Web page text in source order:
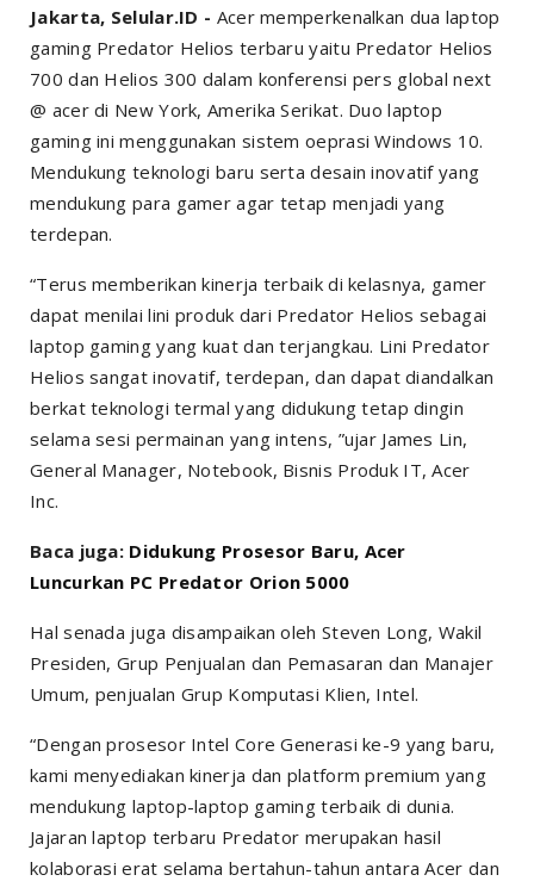
Jakarta, Selular.ID - Acer memperkenalkan dua laptop
gaming Predator Helios terbaru yaitu Predator Helios
700 dan Helios 300 dalam konferensi pers global next
@ acer di New York, Amerika Serikat. Duo laptop
gaming ini menggunakan sistem oeprasi Windows 10.
Mendukung teknologi baru serta desain inovatif yang
mendukung para gamer agar tetap menjadi yang
terdepan.
“Terus memberikan kinerja terbaik di kelasnya, gamer
dapat menilai lini produk dari Predator Helios sebagai
laptop gaming yang kuat dan terjangkau. Lini Predator
Helios sangat inovatif, terdepan, dan dapat diandalkan
berkat teknologi termal yang didukung tetap dingin
selama sesi permainan yang intens, ”ujar James Lin,
General Manager, Notebook, Bisnis Produk IT, Acer
Inc.
Baca juga: Didukung Prosesor Baru, Acer
Luncurkan PC Predator Orion 5000
Hal senada juga disampaikan oleh Steven Long, Wakil
Presiden, Grup Penjualan dan Pemasaran dan Manajer
Umum, penjualan Grup Komputasi Klien, Intel.
“Dengan prosesor Intel Core Generasi ke-9 yang baru,
kami menyediakan kinerja dan platform premium yang
mendukung laptop-laptop gaming terbaik di dunia.
Jajaran laptop terbaru Predator merupakan hasil
kolaborasi erat selama bertahun-tahun antara Acer dan